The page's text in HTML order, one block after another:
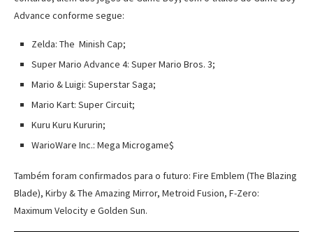
Advance conforme segue:
Zelda: The Minish Cap;
Super Mario Advance 4: Super Mario Bros. 3;
Mario & Luigi: Superstar Saga;
Mario Kart: Super Circuit;
Kuru Kuru Kururin;
WarioWare Inc.: Mega Microgame$
Também foram confirmados para o futuro: Fire Emblem (The Blazing
Blade), Kirby & The Amazing Mirror, Metroid Fusion, F-Zero:
Maximum Velocity e Golden Sun.